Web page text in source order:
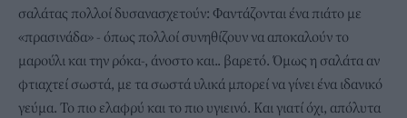
σαλάτας πολλοί δυσανασχετούν: Φαντάζονται ένα πιάτο με
«πρασινάδα» - όπως πολλοί συνηθίζουν να αποκαλούν το
μαρούλι και την ρόκα-, άνοστο και.. βαρετό. Όμως η σαλάτα αν
φτιαχτεί σωστά, με τα σωστά υλικά μπορεί να γίνει ένα ιδανικό
γεύμα. Το πιο ελαφρύ και το πιο υγιεινό. Και γιατί όχι, απόλυτα